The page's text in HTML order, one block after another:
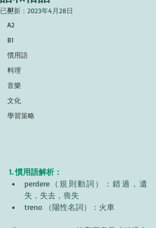
A1
A2
B1
慣用語
料理
音樂
文化
學習策略
已更新： 2023年4月28日
1. 慣用語解析：
perdere（規則動詞）：錯過，遺
失，失去，喪失
treno （陽性名詞）：火車